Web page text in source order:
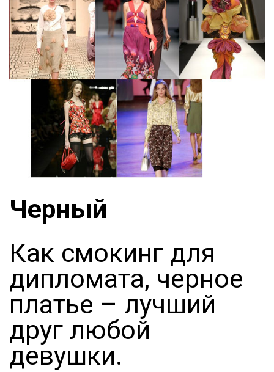
Черный
Как смокинг для
дипломата, черное
платье – лучший
друг любой
девушки.